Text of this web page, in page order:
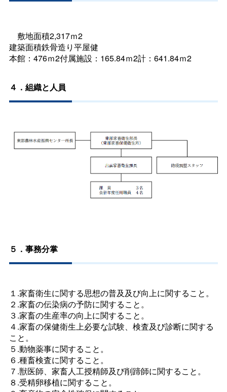
敷地面積2,317ｍ2
建築面積鉄骨造り平屋健
本館：476ｍ2付属施設：165.84ｍ2計：641.84ｍ2
４．組織と人員
５．事務分掌
１.家畜衛生に関する思想の普及及び向上に関すること。
２.家畜の伝染病の予防に関すること。
３.家畜の生産率の向上に関すること。
４.家畜の保健衛生上必要な試験、検査及び診断に関する
こと。
５.動物薬事に関すること。
６.種畜検査に関すること。
７.獣医師、家畜人工授精師及び削蹄師に関すること。
８.受精卵移植に関すること。